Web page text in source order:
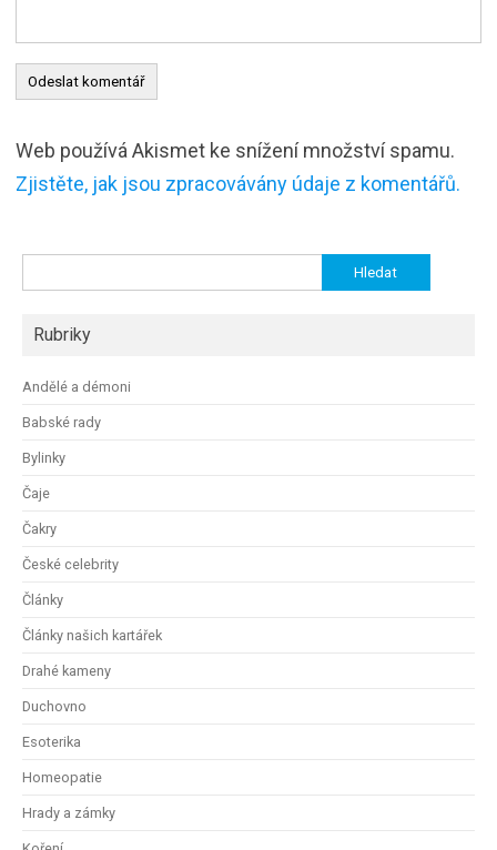
Web používá Akismet ke snížení množství spamu.
Zjistěte, jak jsou zpracovávány údaje z komentářů.
Rubriky
Andělé a démoni
Babské rady
Bylinky
Čaje
Čakry
České celebrity
Články
Články našich kartářek
Drahé kameny
Duchovno
Esoterika
Homeopatie
Hrady a zámky